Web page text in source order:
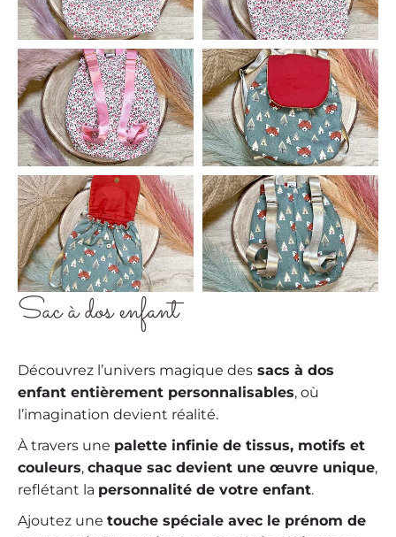
Sac à dos enfant
Découvrez l’univers magique des sacs à dos
enfant entièrement personnalisables, où
l’imagination devient réalité.
À travers une palette infinie de tissus, motifs et
couleurs, chaque sac devient une œuvre unique,
reflétant la personnalité de votre enfant.
Ajoutez une touche spéciale avec le prénom de